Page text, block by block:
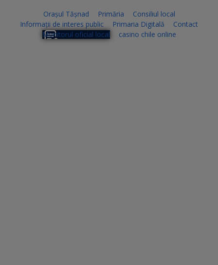
Orașul Tășnad Primăria
Consiliul local
Informații de interes public
Primaria Digitală
Contact
Monitorul oficial local
casino chile online